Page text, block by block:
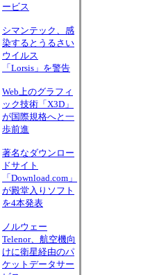
ービス
シマンテック、感
染するとうるさい
ウイルス
「Lorsis」を警告
Web上のグラフィ
ック技術「X3D」
が国際規格へと一
歩前進
著名なダウンロー
ドサイト
「Download.com」
が殿堂入りソフト
を4本発表
ノルウェー
Telenor、航空機向
けに衛星経由のパ
ケットデータサー